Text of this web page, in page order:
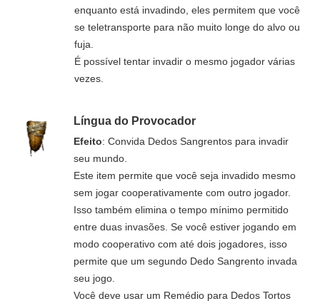
enquanto está invadindo, eles permitem que você
se teletransporte para não muito longe do alvo ou
fuja.
É possível tentar invadir o mesmo jogador várias
vezes.
Língua do Provocador
Efeito: Convida Dedos Sangrentos para invadir
seu mundo.
Este item permite que você seja invadido mesmo
sem jogar cooperativamente com outro jogador.
Isso também elimina o tempo mínimo permitido
entre duas invasões. Se você estiver jogando em
modo cooperativo com até dois jogadores, isso
permite que um segundo Dedo Sangrento invada
seu jogo.
Você deve usar um Remédio para Dedos Tortos